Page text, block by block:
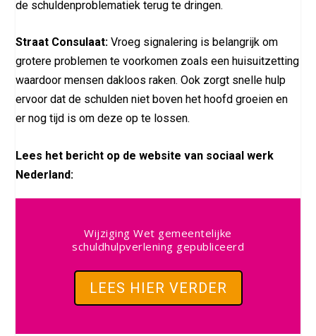
de schuldenproblematiek terug te dringen.
Straat Consulaat: Vroeg signalering is belangrijk om
grotere problemen te voorkomen zoals een huisuitzetting
waardoor mensen dakloos raken. Ook zorgt snelle hulp
ervoor dat de schulden niet boven het hoofd groeien en
er nog tijd is om deze op te lossen.
Lees het bericht op de website van sociaal werk
Nederland:
Wijziging Wet gemeentelijke
schuldhulpverlening gepubliceerd
LEES HIER VERDER